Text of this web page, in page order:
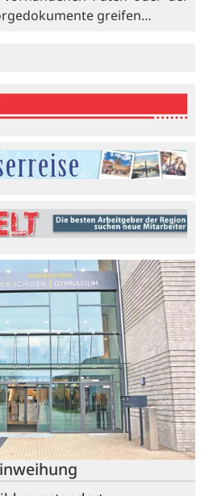
greifen…